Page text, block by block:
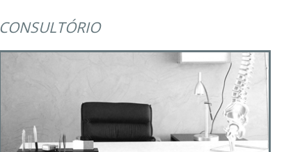
CONSULTÓRIO